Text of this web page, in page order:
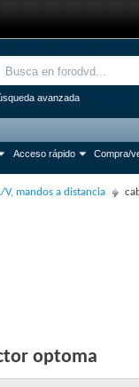
avanzada
Acceso rápido Compra/
mandos a distancia
optoma